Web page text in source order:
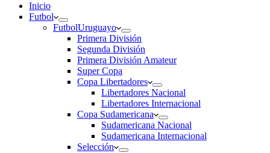
Inicio
Futbol
FutbolUruguayo
Primera División
Segunda División
Primera División Amateur
Super Copa
Copa Libertadores
Libertadores Nacional
Libertadores Internacional
Copa Sudamericana
Sudamericana Nacional
Sudamericana Internacional
Selección